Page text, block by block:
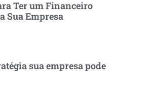
Ter um Financeiro
Sua Empresa
sua empresa pode